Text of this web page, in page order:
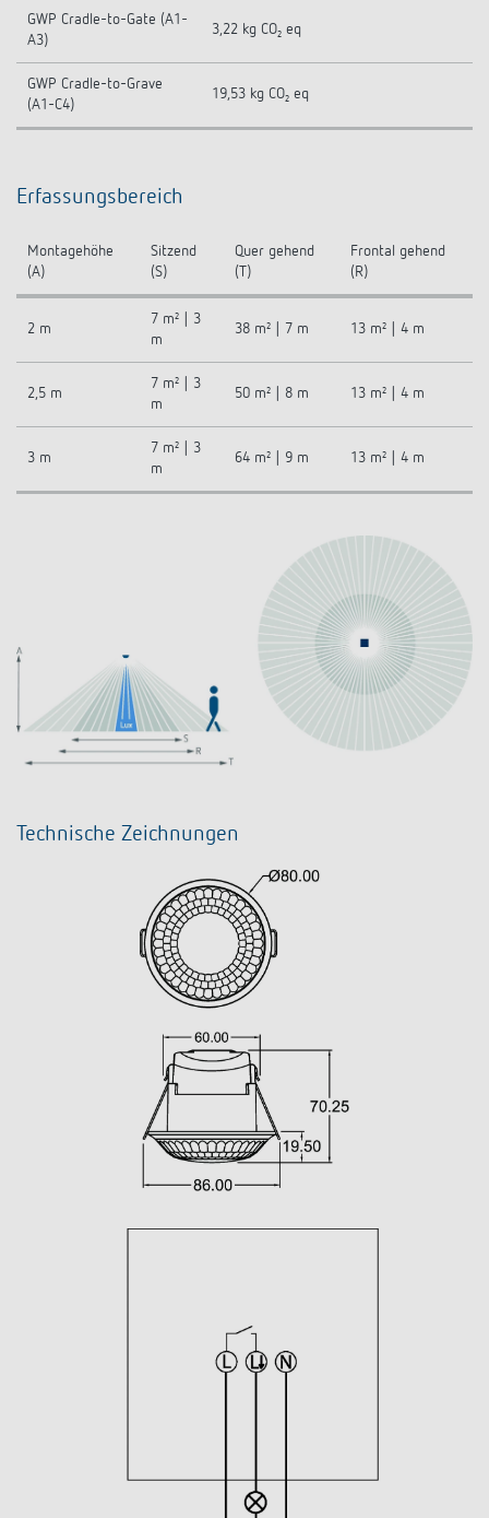
GWP Cradle-to-Gate (A1-
A3)
3,22 kg CO₂ eq
GWP Cradle-to-Grave
(A1-C4)
19,53 kg CO₂ eq
Erfassungsbereich
Montagehöhe
(A)
Sitzend
(S)
Quer gehend
(T)
Frontal gehend
(R)
2 m
7 m² | 3
m
38 m² | 7 m 13 m² | 4 m
2,5 m
7 m² | 3
m
50 m² | 8 m 13 m² | 4 m
3 m
7 m² | 3
m
64 m² | 9 m 13 m² | 4 m
Technische Zeichnungen